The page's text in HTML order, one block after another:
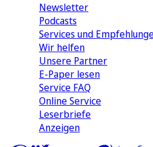
Newsletter
Podcasts
Services und
Wir helfen
Unsere Partner
E-Paper lesen
Service FAQ
Online Service
Leserbriefe
Anzeigen